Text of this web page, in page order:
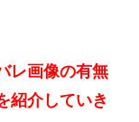
レ画像の有無
紹介していき